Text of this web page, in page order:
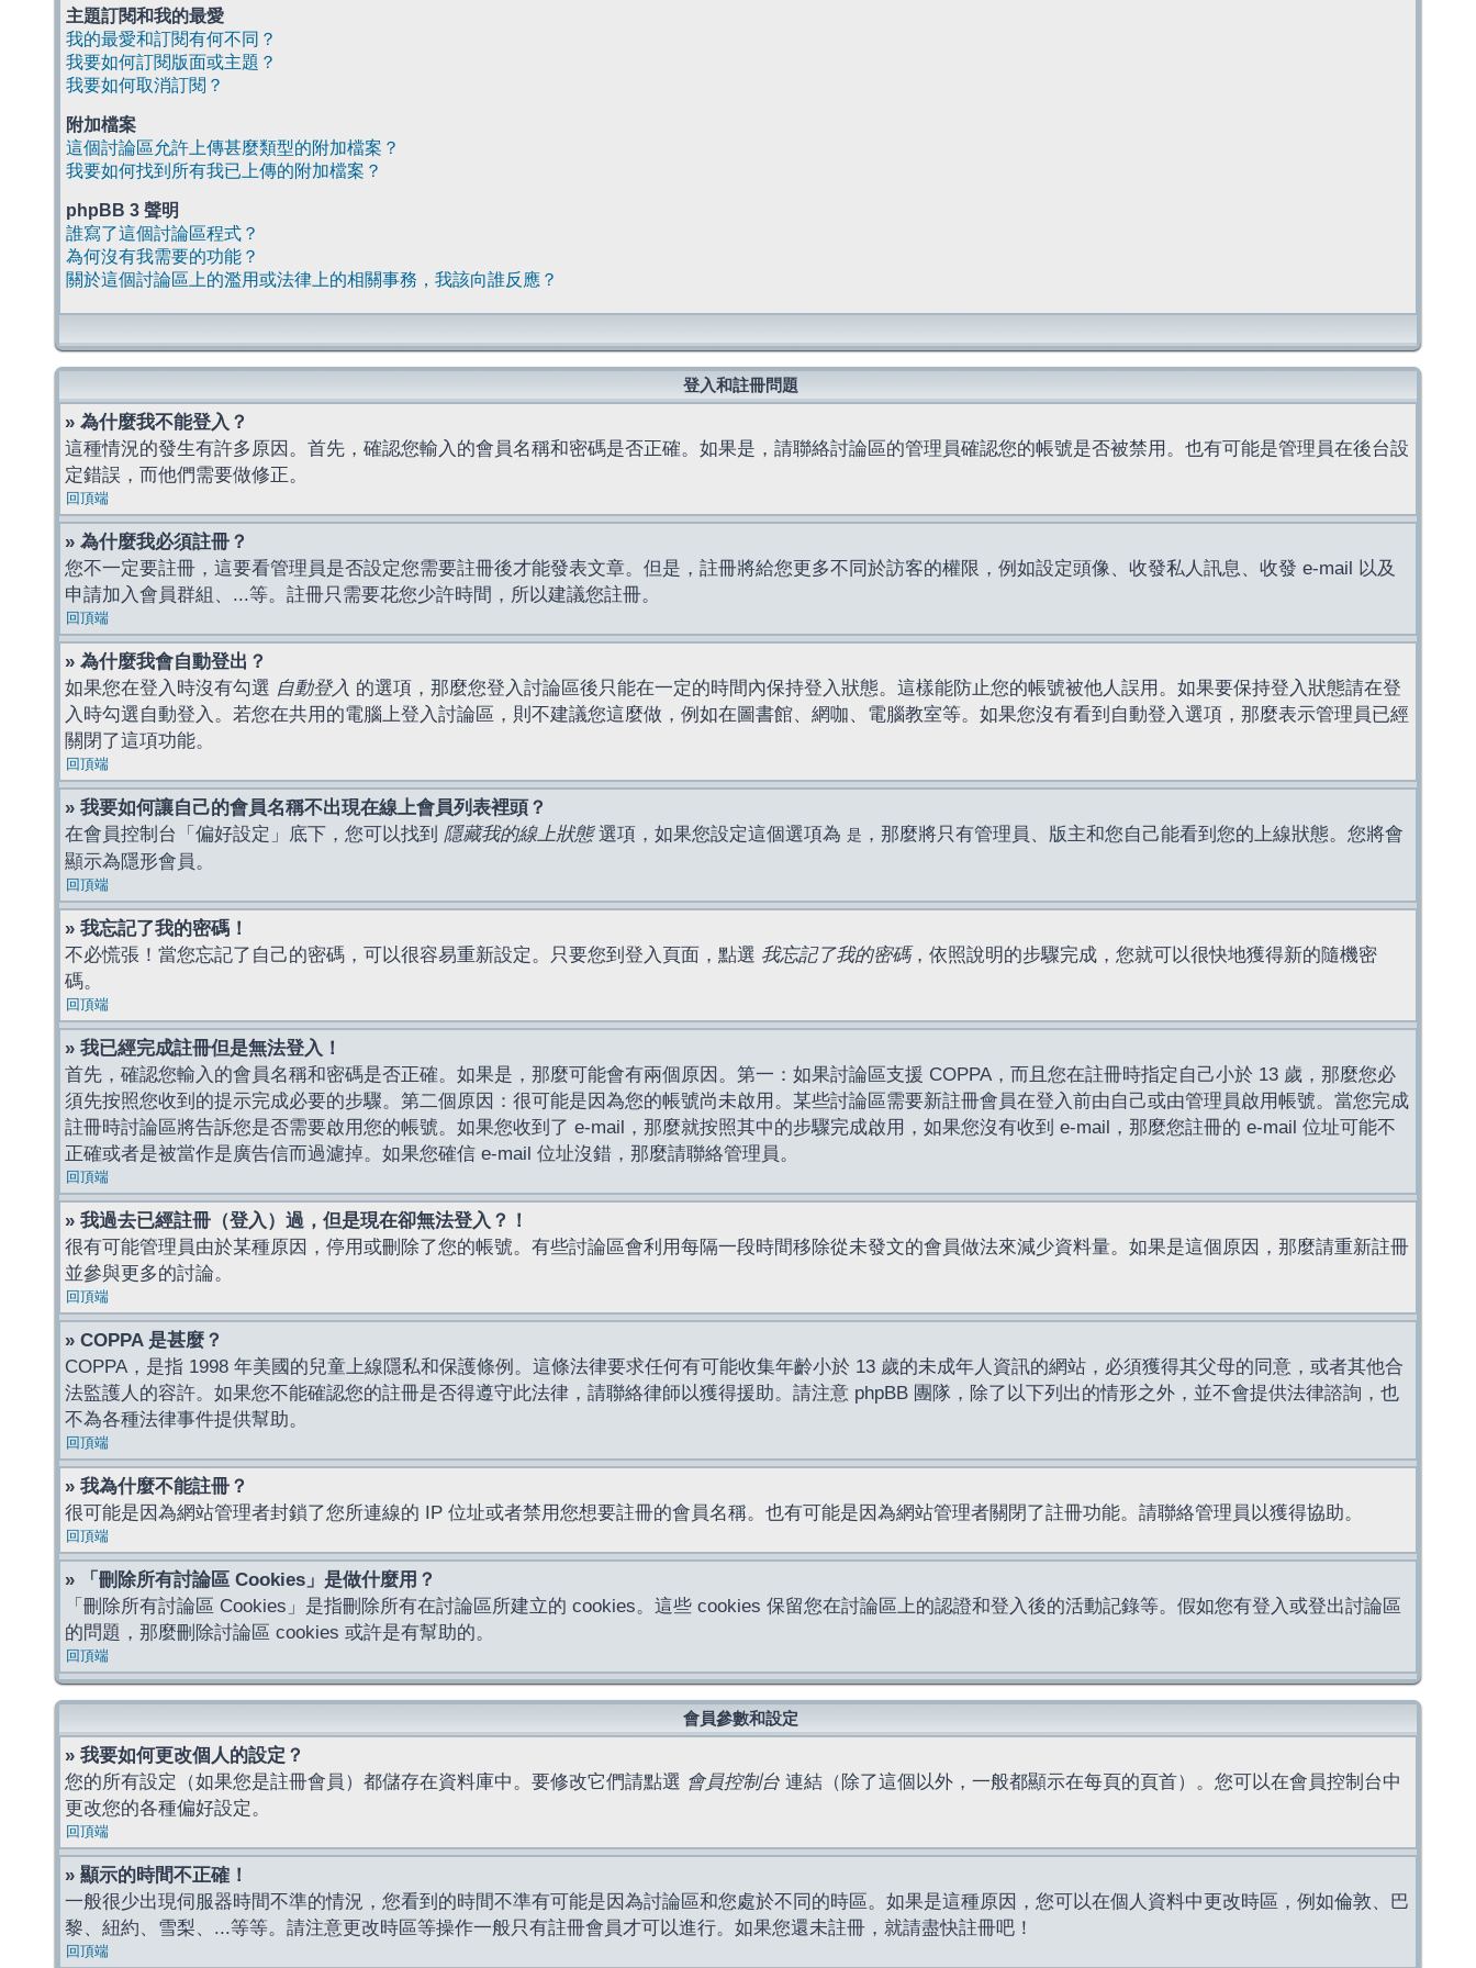
主題訂閱和我的最愛
我的最愛和訂閱有何不同？
我要如何訂閱版面或主題？
我要如何取消訂閱？
附加檔案
這個討論區允許上傳甚麼類型的附加檔案？
我要如何找到所有我已上傳的附加檔案？
phpBB 3 聲明
誰寫了這個討論區程式？
為何沒有我需要的功能？
關於這個討論區上的濫用或法律上的相關事務，我該向誰反應？
登入和註冊問題
» 為什麼我不能登入？
這種情況的發生有許多原因。首先，確認您輸入的會員名稱和密碼是否正確。如果是，請聯絡討論區的管理員確認您的帳號是否被禁用。也有可能是管理員在後台設
定錯誤，而他們需要做修正。
回頂端
» 為什麼我必須註冊？
您不一定要註冊，這要看管理員是否設定您需要註冊後才能發表文章。但是，註冊將給您更多不同於訪客的權限，例如設定頭像、收發私人訊息、收發 e-mail 以及
申請加入會員群組、...等。註冊只需要花您少許時間，所以建議您註冊。
回頂端
» 為什麼我會自動登出？
如果您在登入時沒有勾選 自動登入 的選項，那麼您登入討論區後只能在一定的時間內保持登入狀態。這樣能防止您的帳號被他人誤用。如果要保持登入狀態請在登
入時勾選自動登入。若您在共用的電腦上登入討論區，則不建議您這麼做，例如在圖書館、網咖、電腦教室等。如果您沒有看到自動登入選項，那麼表示管理員已經
關閉了這項功能。
回頂端
» 我要如何讓自己的會員名稱不出現在線上會員列表裡頭？
在會員控制台「偏好設定」底下，您可以找到 隱藏我的線上狀態選項，如果您設定這個選項為 是 ，那麼將只有管理員、版主和您自己能看到您的上線狀態。您將會
顯示為隱形會員。
回頂端
» 我忘記了我的密碼！
不必慌張！當您忘記了自己的密碼，可以很容易重新設定。只要您到登入頁面，點選 我忘記了我的密碼，依照說明的步驟完成，您就可以很快地獲得新的隨機密
碼。
回頂端
» 我已經完成註冊但是無法登入！
首先，確認您輸入的會員名稱和密碼是否正確。如果是，那麼可能會有兩個原因。第一：如果討論區支援 COPPA，而且您在註冊時指定自己小於 13 歲，那麼您必
須先按照您收到的提示完成必要的步驟。第二個原因：很可能是因為您的帳號尚未啟用。某些討論區需要新註冊會員在登入前由自己或由管理員啟用帳號。當您完成
註冊時討論區將告訴您是否需要啟用您的帳號。如果您收到了 e-mail，那麼就按照其中的步驟完成啟用，如果您沒有收到 e-mail，那麼您註冊的 e-mail 位址可能不
正確或者是被當作是廣告信而過濾掉。如果您確信 e-mail 位址沒錯，那麼請聯絡管理員。
回頂端
» 我過去已經註冊（登入）過，但是現在卻無法登入？！
很有可能管理員由於某種原因，停用或刪除了您的帳號。有些討論區會利用每隔一段時間移除從未發文的會員做法來減少資料量。如果是這個原因，那麼請重新註冊
並參與更多的討論。
回頂端
» COPPA 是甚麼？
COPPA，是指 1998 年美國的兒童上線隱私和保護條例。這條法律要求任何有可能收集年齡小於 13 歲的未成年人資訊的網站，必須獲得其父母的同意，或者其他合
法監護人的容許。如果您不能確認您的註冊是否得遵守此法律，請聯絡律師以獲得援助。請注意 phpBB 團隊，除了以下列出的情形之外，並不會提供法律諮詢，也
不為各種法律事件提供幫助。
回頂端
» 我為什麼不能註冊？
很可能是因為網站管理者封鎖了您所連線的 IP 位址或者禁用您想要註冊的會員名稱。也有可能是因為網站管理者關閉了註冊功能。請聯絡管理員以獲得協助。
回頂端
» 「刪除所有討論區 Cookies」是做什麼用？
「刪除所有討論區 Cookies」是指刪除所有在討論區所建立的 cookies。這些 cookies 保留您在討論區上的認證和登入後的活動記錄等。假如您有登入或登出討論區
的問題，那麼刪除討論區 cookies 或許是有幫助的。
回頂端
會員參數和設定
» 我要如何更改個人的設定？
您的所有設定（如果您是註冊會員）都儲存在資料庫中。要修改它們請點選 會員控制台 連結（除了這個以外，一般都顯示在每頁的頁首）。您可以在會員控制台中
更改您的各種偏好設定。
回頂端
» 顯示的時間不正確！
一般很少出現伺服器時間不準的情況，您看到的時間不準有可能是因為討論區和您處於不同的時區。如果是這種原因，您可以在個人資料中更改時區，例如倫敦、巴
黎、紐約、雪梨、...等等。請注意更改時區等操作一般只有註冊會員才可以進行。如果您還未註冊，就請盡快註冊吧！
回頂端